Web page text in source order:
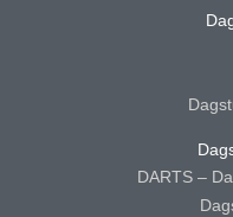
DARTS –